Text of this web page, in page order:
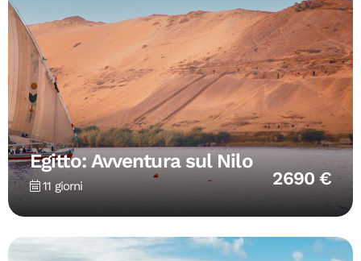
Egitto: Avventura sul Nilo
11 giorni 2690 €